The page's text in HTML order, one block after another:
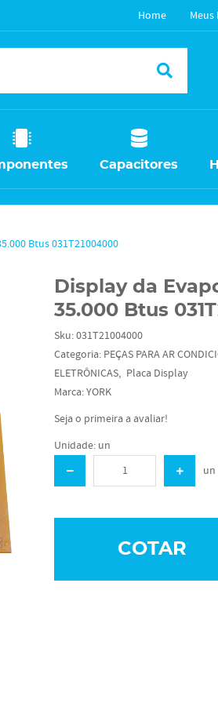
Home Meus
Capacitores
Btus 031T21004000
Display da
35.000 Btus
Sku:031T21004000
Categoria: PEÇAS PARA AR
ELETRÔNICAS
Placa Display
Marca:YORK
Seja o primeira a avaliar!
Unidade: un
un
COTAR